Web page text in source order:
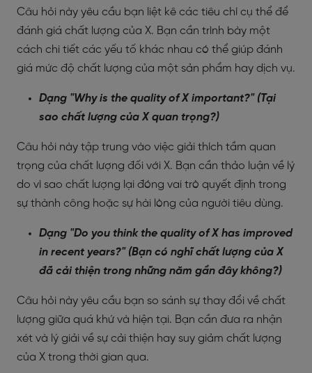
Câu hỏi này yêu cầu bạn liệt kê các tiêu chí cụ thể để
đánh giá chất lượng của X. Bạn cần trình bày một
cách chi tiết các yếu tố khác nhau có thể giúp đánh
giá mức độ chất lượng của một sản phẩm hay dịch vụ.
Dạng "Why is the quality of X important?" (Tại
sao chất lượng của X quan trọng?)
Câu hỏi này tập trung vào việc giải thích tầm quan
trọng của chất lượng đối với X. Bạn cần thảo luận về lý
do vì sao chất lượng lại đóng vai trò quyết định trong
sự thành công hoặc sự hài lòng của người tiêu dùng.
Dạng "Do you think the quality of X has improved
in recent years?" (Bạn có nghĩ chất lượng của X
đã cải thiện trong những năm gần đây không?)
Câu hỏi này yêu cầu bạn so sánh sự thay đổi về chất
lượng giữa quá khứ và hiện tại. Bạn cần đưa ra nhận
xét và lý giải về sự cải thiện hay suy giảm chất lượng
của X trong thời gian qua.